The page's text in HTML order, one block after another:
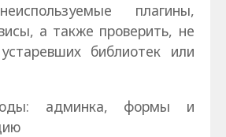
плагины,
а также проверить, не
библиотек или
админка, формы и